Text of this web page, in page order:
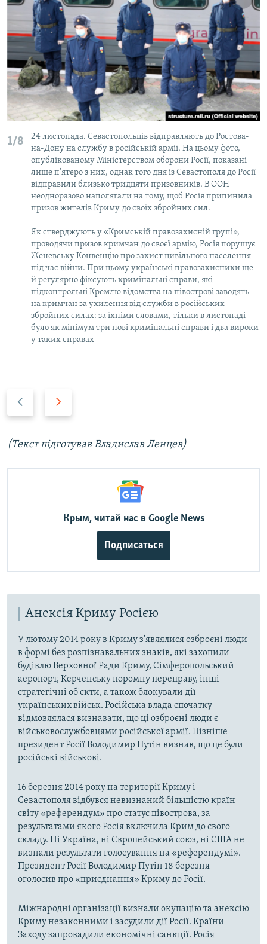
1/8
24 листопада. Севастопольців відправляють до Ростова-
на-Дону на службу в російській армії. На цьому фото,
опублікованому Міністерством оборони Росії, показані
лише п'ятеро з них, однак того дня із Севастополя до Росії
відправили близько тридцяти призовників. В ООН
неодноразово наполягали на тому, щоб Росія припинила
призов жителів Криму до своїх збройних сил.
Як стверджують у «Кримській правозахисній групі»,
проводячи призов кримчан до своєї армію, Росія порушує
Женевську Конвенцію про захист цивільного населення
під час війни. При цьому українські правозахисники ще
й регулярно фіксують кримінальні справи, які
підконтрольні Кремлю відомства на півострові заводять
на кримчан за ухилення від служби в російських
збройних силах: за їхніми словами, тільки в листопаді
було як мінімум три нові кримінальні справи і два вироки
у таких справах
v
o
e
t
l
(Текст підготував Владислав Ленцев)
Крым, читай нас в Google News
Подписаться
Анексія Криму Росією
У лютому 2014 року в Криму з'являлися озброєні люди
в формі без розпізнавальних знаків, які захопили
будівлю Верховної Ради Криму, Сімферопольський
аеропорт, Керченську поромну переправу, інші
стратегічні об'єкти, а також блокували дії
українських військ. Російська влада спочатку
відмовлялася визнавати, що ці озброєні люди є
військовослужбовцями російської армії. Пізніше
президент Росії Володимир Путін визнав, що це були
російські військові.
16 березня 2014 року на території Криму і
Севастополя відбувся невизнаний більшістю країн
світу «референдум» про статус півострова, за
результатами якого Росія включила Крим до свого
складу. Ні Україна, ні Європейський союз, ні США не
визнали результати голосування на «референдумі».
Президент Росії Володимир Путін 18 березня
оголосив про «приєднання» Криму до Росії.
Міжнародні організації визнали окупацію та анексію
Криму незаконними і засудили дії Росії. Країни
Заходу запровадили економічні санкції. Росія